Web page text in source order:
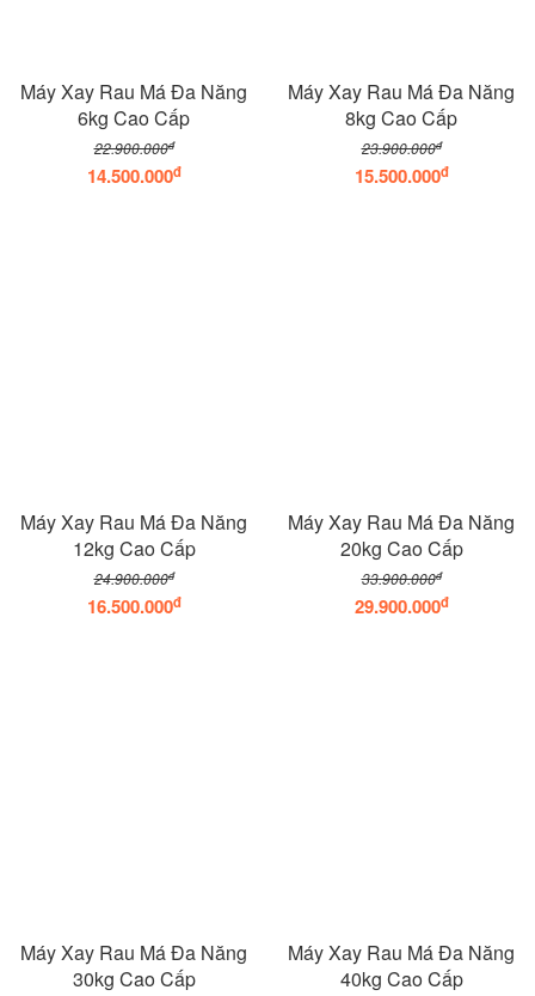
Máy Xay Rau Má Đa Năng
6kg Cao Cấp
22.900.000đ
14.500.000đ
Máy Xay Rau Má Đa Năng
8kg Cao Cấp
23.900.000đ
15.500.000đ
Máy Xay Rau Má Đa Năng
12kg Cao Cấp
24.900.000đ
16.500.000đ
Máy Xay Rau Má Đa Năng
20kg Cao Cấp
33.900.000đ
29.900.000đ
Máy Xay Rau Má Đa Năng
30kg Cao Cấp
Máy Xay Rau Má Đa Năng
40kg Cao Cấp